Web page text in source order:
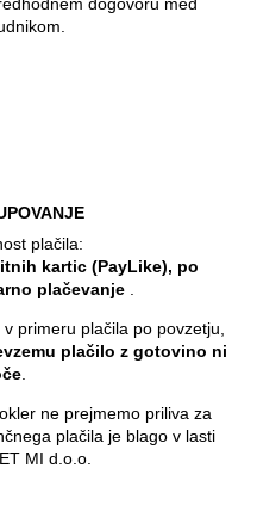
plačila:
kartic (PayLike), po
plačevanje
primeru plačila po povzetju,
plačilo z gotovino ni
.
ne prejmemo priliva za
plačila je blago v lasti
MI d.o.o.